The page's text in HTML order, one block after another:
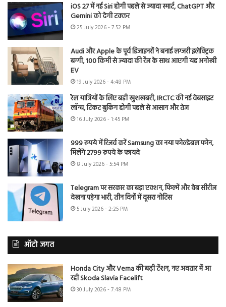
iOS 27 में नई Siri होगी पहले से ज्यादा स्मार्ट, ChatGPT और
Gemini को देगी टक्कर
25 July 2026 - 7:52 PM
Audi और Apple के पूर्व डिजाइनरों ने बनाई लग्जरी इलेक्ट्रिक
बग्गी, 100 किमी से ज्यादा की रेंज के साथ आएगी यह अनोखी
EV
19 July 2026 - 4:48 PM
रेल यात्रियों के लिए बड़ी खुशखबरी, IRCTC की नई वेबसाइट
लॉन्च, टिकट बुकिंग होगी पहले से आसान और तेज
16 July 2026 - 1:45 PM
999 रुपये में रिजर्व करें Samsung का नया फोल्डेबल फोन,
मिलेंगे 2799 रुपये के फायदे
8 July 2026 - 5:54 PM
Telegram पर सरकार का बड़ा एक्शन, फिल्में और वेब सीरीज
देखना पड़ेगा भारी, तीन दिनों में दूसरा नोटिस
5 July 2026 - 2:25 PM
ऑटो जगत
Honda City और Verna की बढ़ी टेंशन, नए अवतार में आ
रही Skoda Slavia Facelift
30 July 2026 - 7:48 PM